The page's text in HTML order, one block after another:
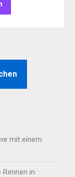
mit einem
in